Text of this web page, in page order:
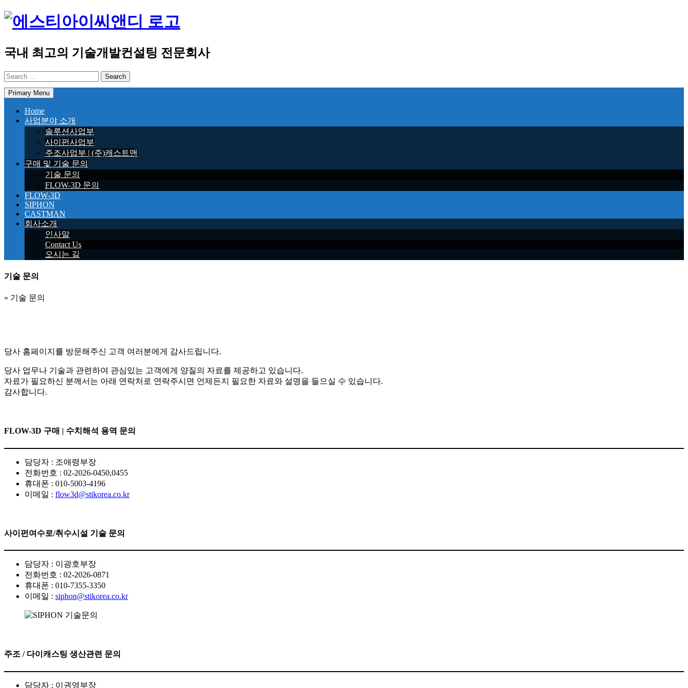
Skip
국내 최고의 기술개발컨설팅 전문회사
Search
for:
Primary Menu
Home
사업분야 소개
솔루션사업부
사이펀사업부
주조사업부 | (주)캐스트맨
구매 및 기술 문의
기술 문의
FLOW-3D 문의
FLOW-3D
SIPHON
CASTMAN
회사소개
인사말
Contact Us
오시는 길
기술 문의
» 기술 문의
당사 홈페이지를 방문해주신 고객 여러분에게 감사드립니다.
당사 업무나 기술과 관련하여 관심있는 고객에게 양질의 자료를 제공하고 있습니다.
자료가 필요하신 분께서는 아래 연락처로 연락주시면 언제든지 필요한 자료와 설명을 들으실 수 있습니다.
감사합니다.
FLOW-3D 구매 | 수치해석 용역 문의
담당자 : 조애령부장
전화번호 : 02-2026-0450,0455
휴대폰 : 010-5003-4196
이메일 : flow3d@stikorea.co.kr
사이펀여수로/취수시설 기술 문의
담당자 : 이광호부장
전화번호 : 02-2026-0871
휴대폰 : 010-7355-3350
이메일 : siphon@stikorea.co.kr
주조 / 다이캐스팅 생산관련 문의
담당자 : 이권영부장